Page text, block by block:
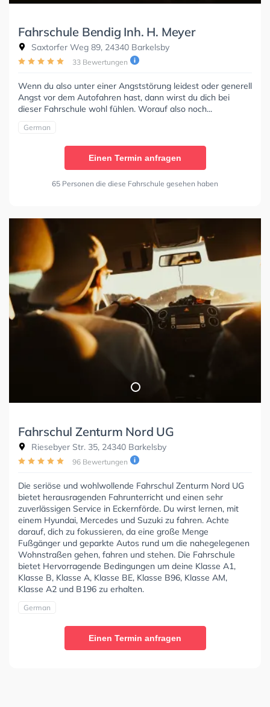
Fahrschule Bendig Inh. H. Meyer
Saxtorfer Weg 89, 24340 Barkelsby
33 Bewertungen
Wenn du also unter einer Angststörung leidest oder generell
Angst vor dem Autofahren hast, dann wirst du dich bei
dieser Fahrschule wohl fühlen. Worauf also noch...
German
Einen Termin anfragen
65 Personen die diese Fahrschule gesehen haben
Fahrschul Zenturm Nord UG
Riesebyer Str. 35, 24340 Barkelsby
96 Bewertungen
Die seriöse und wohlwollende Fahrschul Zenturm Nord UG
bietet herausragenden Fahrunterricht und einen sehr
zuverlässigen Service in Eckernförde. Du wirst lernen, mit
einem Hyundai, Mercedes und Suzuki zu fahren. Achte
darauf, dich zu fokussieren, da eine große Menge
Fußgänger und geparkte Autos rund um die nahegelegenen
Wohnstraßen gehen, fahren und stehen. Die Fahrschule
bietet Hervorragende Bedingungen um deine Klasse A1,
Klasse B, Klasse A, Klasse BE, Klasse B96, Klasse AM,
Klasse A2 und B196 zu erhalten.
German
Einen Termin anfragen